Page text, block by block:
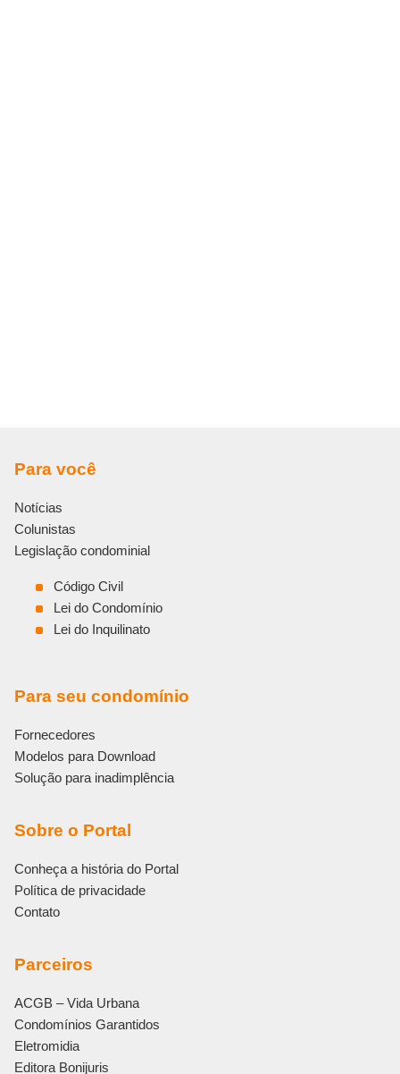
Para você
Notícias
Colunistas
Legislação condominial
Código Civil
Lei do Condomínio
Lei do Inquilinato
Para seu condomínio
Fornecedores
Modelos para Download
Solução para inadimplência
Sobre o Portal
Conheça a história do Portal
Política de privacidade
Contato
Parceiros
ACGB – Vida Urbana
Condomínios Garantidos
Eletromidia
Editora Bonijuris